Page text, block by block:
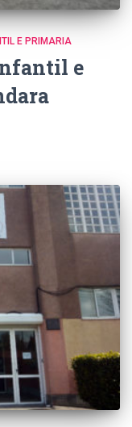
E PRIMARIA
e